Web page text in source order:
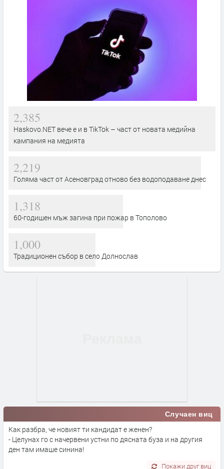
2,385
Haskovo.NET вече е и в TikTok – част от новата медийна
кампания на медията
2,219
Голяма част от Асеновград отново без водоподаване днес
1,318
60-годишен мъж загина при пожар в Тополово
1,000
Традиционен събор в село Долнослав
Случаен виц
Как разбра, че новият ти кандидат е женен?
- Целунах го с начервени устни по дясната буза и на другия
ден там имаше синина!
Покажи друг виц